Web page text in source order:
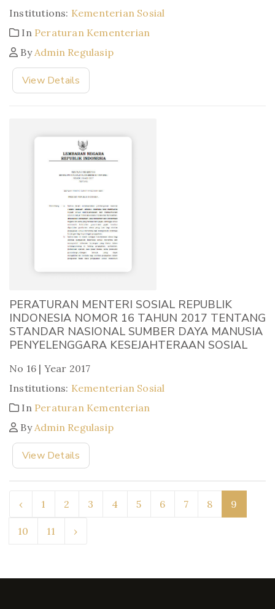
Institutions: Kementerian Sosial
In Peraturan Kementerian
ByAdmin Regulasip
View Details
PERATURAN MENTERI SOSIAL REPUBLIK
INDONESIA NOMOR 16 TAHUN 2017 TENTANG
STANDAR NASIONAL SUMBER DAYA MANUSIA
PENYELENGGARA KESEJAHTERAAN SOSIAL
No 16 | Year 2017
Institutions: Kementerian Sosial
In Peraturan Kementerian
ByAdmin Regulasip
View Details
‹ 1 2 3 4 5 6 7 8 9
10 11 ›